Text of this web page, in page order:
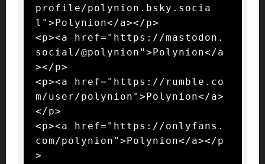
profile/polynion.bsky.socia
l">Polynion</a></p>
<p><a href="https://mastodon.
social/@polynion">Polynion</a
></p>
<p><a href="https://rumble.co
m/user/polynion">Polynion</a>
</p>
<p><a href="https://onlyfans.
com/polynion">Polynion</a></p
>